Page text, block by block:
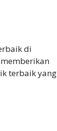
di
terbaik yang